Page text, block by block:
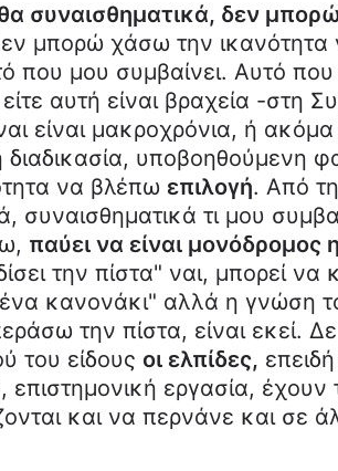
συναισθηματικά, δεν
μπορώ χάσω την ικανότητα
που μου συμβαίνει. Αυτό που
αυτή είναι βραχεία -στη
είναι μακροχρόνια, ή
υποβοηθούμενη
να βλέπω επιλογή. Από
συναισθηματικά τι μου
παύει να είναι μονόδρομος
την πίστα" ναι, μπορεί
κανονάκι" αλλά η γνώση
την πίστα, είναι εκεί. Δε
του είδους οι ελπίδες,
εργασία, έχουν
και να περνάνε και σε